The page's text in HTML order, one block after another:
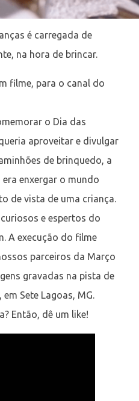
é carregada de
na hora de brincar.
filme, para o canal do
o Dia das
aproveitar e divulgar
de brinquedo, a
enxergar o mundo
de vista de uma criança.
e espertos do
A execução do filme
parceiros da Março
gravadas na pista de
Sete Lagoas, MG.
Então, dê um like!